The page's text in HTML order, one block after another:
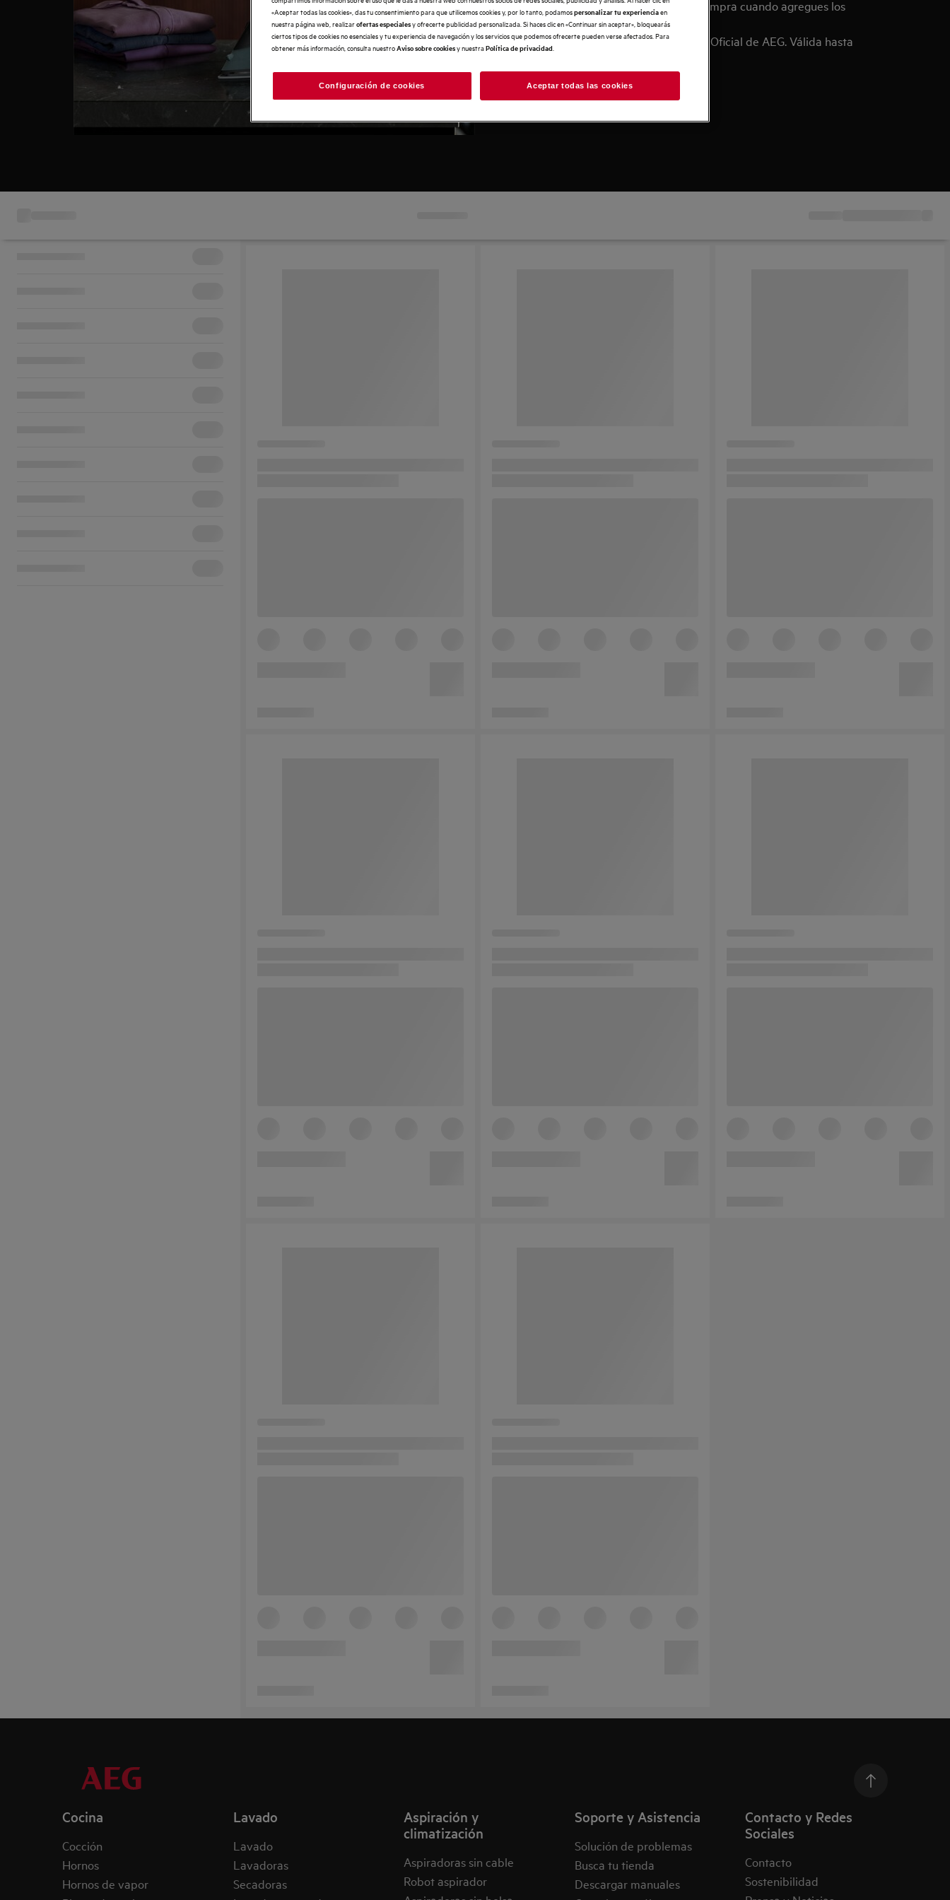
El descuento se deducirá al finalizar la compra cuando agregues los
productos al carrito.
Promoción exclusiva de la Tienda Online Oficial de AEG. Válida hasta
Cocina
Cocción
Hornos
Hornos de vapor
Lavado
Lavado
Lavadoras
Secadoras
Aspiración y
climatización
Aspiradoras sin cable
Robot aspirador
Soporte y Asistencia
Solución de problemas
Busca tu tienda
Descargar manuales
Contacto y Redes
Sociales
Contacto
Sostenibilidad
«Aceptar todas las cookies», das tu consentimiento para que utilicemos cookies y, por lo tanto, podamospersonalizar tu experienciaen
nuestra página web, realizarofertas especialesy ofrecerte publicidad personalizada. Si haces clic en «Continuar sin aceptar», bloquearás
ciertos tipos de cookies no esenciales y tu experiencia de navegación y los servicios que podemos ofrecerte pueden verse afectados. Para
obtener más información, consulta nuestroAviso sobre cookiesy nuestraPolítica de privacidad
Configuración de cookies Aceptar todas las cookies